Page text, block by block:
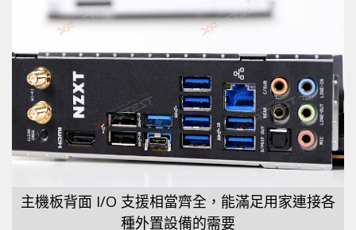
主機板背面 I/O 支援相當齊全，能滿足用家連接各
種外置設備的需要